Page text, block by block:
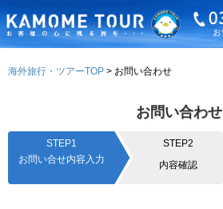
海外旅行・ツアーTOP お問い合わせ
お問い合わせ
STEP1
お問い合せ内容入力
STEP2
内容確認